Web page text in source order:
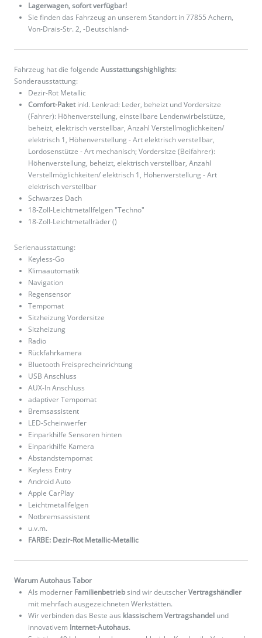
Lagerwagen, sofort verfügbar!
Sie finden das Fahrzeug an unserem Standort in 77855 Achern,
Von-Drais-Str. 2, -Deutschland-
Fahrzeug hat die folgende Ausstattungshighlights:
Sonderausstattung:
Dezir-Rot Metallic
Comfort-Paketinkl. Lenkrad: Leder, beheizt und Vordersitze
(Fahrer): Höhenverstellung, einstellbare Lendenwirbelstütze,
beheizt, elektrisch verstellbar, Anzahl Verstellmöglichkeiten/
elektrisch 1, Höhenverstellung - Art elektrisch verstellbar,
Lordosenstütze - Art mechanisch; Vordersitze (Beifahrer):
Höhenverstellung, beheizt, elektrisch verstellbar, Anzahl
Verstellmöglichkeiten/ elektrisch 1, Höhenverstellung - Art
elektrisch verstellbar
Schwarzes Dach
18-Zoll-Leichtmetallfelgen "Techno"
18-Zoll-Leichtmetallräder ()
Serienausstattung:
Keyless-Go
Klimaautomatik
Navigation
Regensensor
Tempomat
Sitzheizung Vordersitze
Sitzheizung
Radio
Rückfahrkamera
Bluetooth Freisprecheinrichtung
USB Anschluss
AUX-In Anschluss
adaptiver Tempomat
Bremsassistent
LED-Scheinwerfer
Einparkhilfe Sensoren hinten
Einparkhilfe Kamera
Abstandstempomat
Keyless Entry
Android Auto
Apple CarPlay
Leichtmetallfelgen
Notbremsassistent
u.v.m.
FARBE: Dezir-Rot Metallic-Metallic
Warum Autohaus Tabor
Als moderner Familienbetriebsind wir deutscherVertragshändler
mit mehrfach ausgezeichneten Werkstätten.
Wir verbinden das Beste aus klassischem Vertragshandel und
innovativem Internet-Autohaus.